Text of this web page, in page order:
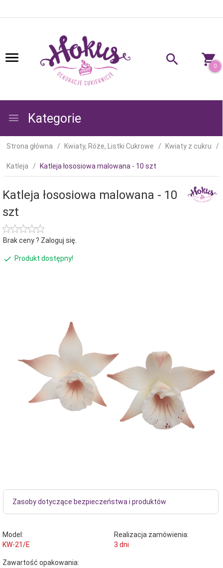
0
Kategorie
Strona główna Kwiaty, Róże, Listki Cukrowe Kwiaty z cukru
Katleja Katleja łososiowa malowana - 10 szt
Katleja łososiowa malowana - 10
szt
Brak ceny ? Zaloguj się.
Produkt dostępny!
Zasoby dotyczące bezpieczeństwa i produktów
Model:
KW-21/E
Realizacja zamówienia:
3 dni
Zawartość opakowania: